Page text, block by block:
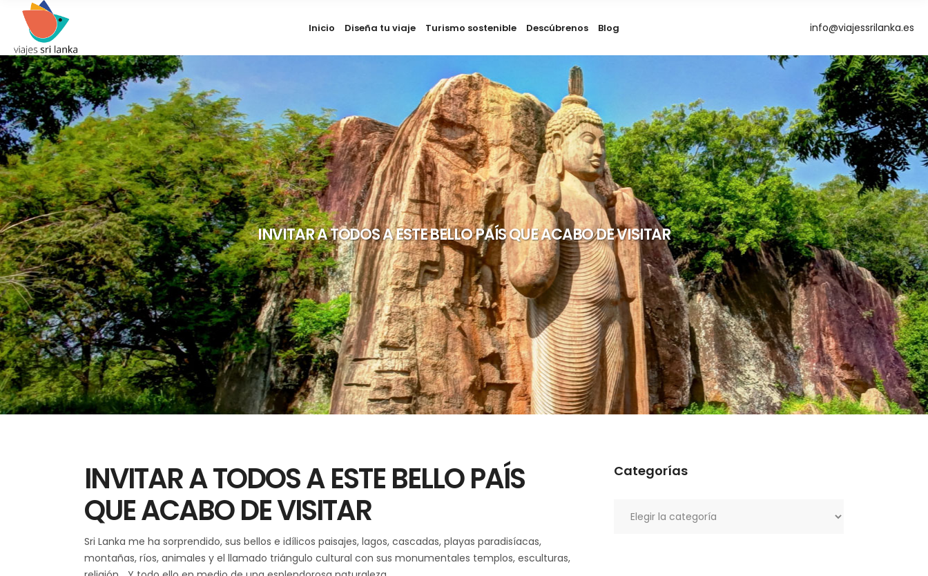
Inicio Diseña tu viaje Turismo sostenible Descúbrenos Blog info@viajessrilanka.es
INVITAR A TODOS A ESTE BELLO PAÍS QUE ACABO DE VISITAR
INVITAR A TODOS A ESTE BELLO PAÍS
QUE ACABO DE VISITAR
Sri Lanka me ha sorprendido, sus bellos e idílicos paisajes, lagos, cascadas, playas paradisíacas,
montañas, ríos, animales y el llamado triángulo cultural con sus monumentales templos, esculturas,
Categorías